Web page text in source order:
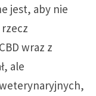
jest, aby nie
wraz z
ale